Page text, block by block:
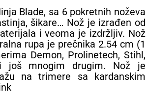
Blade, sa 6 pokretnih noževa
šikare… Nož je izrađen od
i veoma je izdržljiv. Nož
rupa je prečnika 2.54 cm (1
Demon, Prolinetech, Stihl,
i još mnogim drugim. Nož je
na trimere sa kardanskim